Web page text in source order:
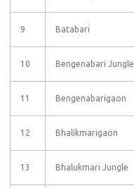
9 Batabari
10 Bengenabari Jungle
11 Bengenabarigaon
12 Bhalikmarigaon
13 Bhalukmari Jungle